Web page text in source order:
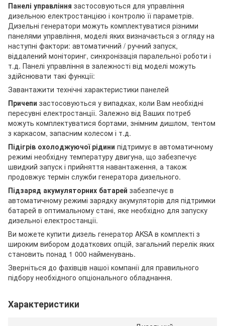
Панелі управління застосовуються для управління
дизельною електростанцією і контролю її параметрів.
Дизельні генератори можуть комплектуватися різними
панелями управління, моделі яких визначається з огляду на
наступні фактори: автоматичний / ручний запуск,
віддалений моніторинг, синхронізація паралельної роботи і
т.д. Панелі управління в залежності від моделі можуть
здійснювати такі функції:
Завантажити технічні характеристики панелей
Причепи застосовуються у випадках, коли Вам необхідні
пересувні електростанції. Залежно від Ваших потреб
можуть комплектуватися бортами, знімним дишлом, тентом
з каркасом, запасним колесом і т.д.
Підігрів охолоджуючої рідини підтримує в автоматичному
режимі необхідну температуру двигуна, що забезпечує
швидкий запуск і прийняття навантаження, а також
продовжує термін служби генератора дизельного.
Підзаряд акумуляторних батарей забезпечує в
автоматичному режимі зарядку акумуляторів для підтримки
батарей в оптимальному стані, яке необхідно для запуску
дизельної електростанції.
Ви можете купити дизель генератор AKSA в комплекті з
широким вибором додаткових опцій, загальний перелік яких
становить понад 1 000 найменувань.
Зверніться до фахівців нашої компанії для правильного
підбору необхідного опціонального обладнання.
Характеристики